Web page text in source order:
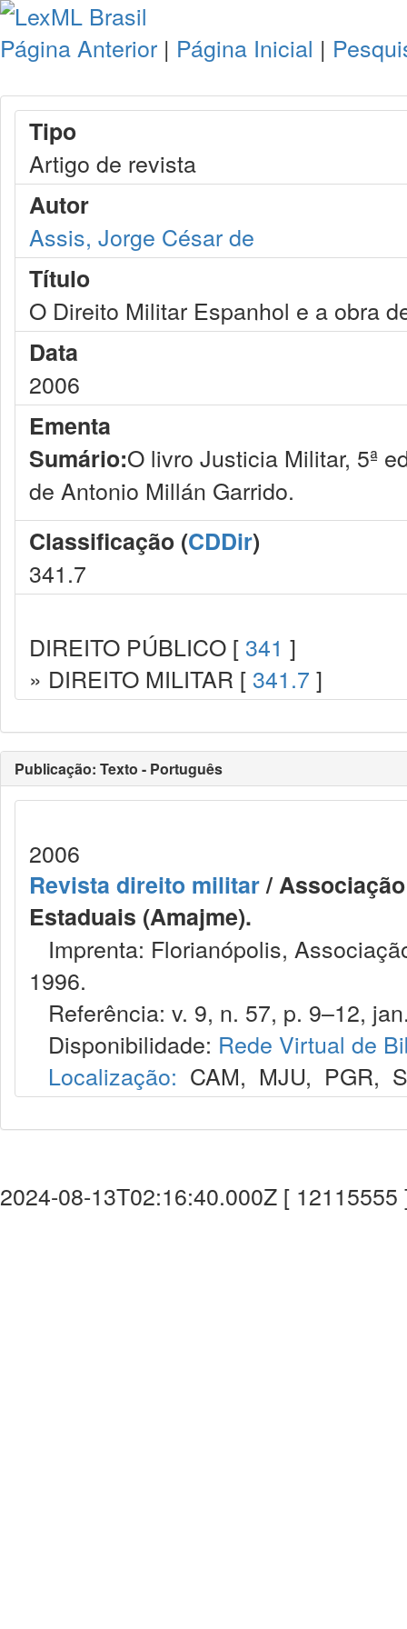
Página Anterior | Página Inicial |
Tipo
Artigo de revista
Autor
Assis, Jorge César de
Título
O Direito Militar Espanhol e a obra
Data
2006
Ementa
Sumário:O livro Justicia Militar, 5ª
de Antonio Millán Garrido.
Classificação (CDDir)
341.7
DIREITO PÚBLICO [ 341 ]
» DIREITO MILITAR [ 341.7 ]
Publicação: Texto - Português
2006
Revista direito militar/
Estaduais (Amajme).
Imprenta: Florianópolis,
1996.
Referência: v. 9, n. 57, p. 9–12,
Disponibilidade: Rede Virtual de
Localização: CAM, MJU, PGR,
2024-08-13T02:16:40.000Z [ 12115555